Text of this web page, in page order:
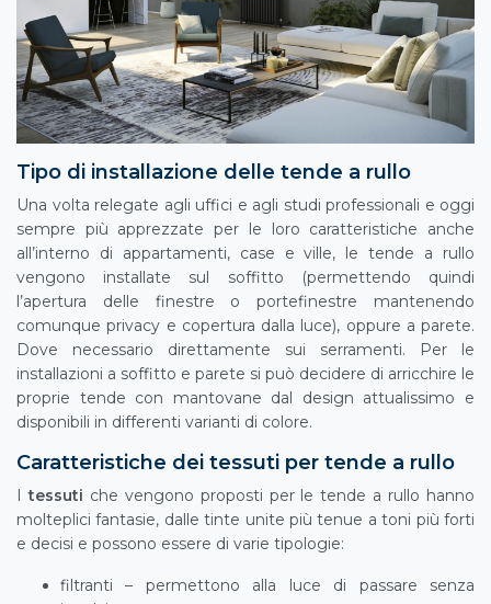
Tipo di installazione delle tende a rullo
Una volta relegate agli uffici e agli studi professionali e oggi
sempre più apprezzate per le loro caratteristiche anche
all’interno di appartamenti, case e ville, le tende a rullo
vengono installate sul soffitto (permettendo quindi
l’apertura delle finestre o portefinestre mantenendo
comunque privacy e copertura dalla luce), oppure a parete.
Dove necessario direttamente sui serramenti. Per le
installazioni a soffitto e parete si può decidere di arricchire le
proprie tende con mantovane dal design attualissimo e
disponibili in differenti varianti di colore.
Caratteristiche dei tessuti per tende a rullo
Itessuti che vengono proposti per le tende a rullo hanno
molteplici fantasie, dalle tinte unite più tenue a toni più forti
e decisi e possono essere di varie tipologie:
filtranti – permettono alla luce di passare senza